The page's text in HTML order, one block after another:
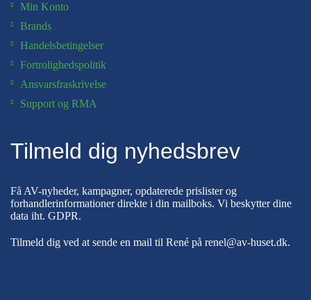
Min Konto
Brands
Handelsbetingelser
Fortrolighedspolitik
Ansvarsfraskrivelse
Support og RMA
Tilmeld dig nyhedsbrev
Få AV-nyheder, kampagner, opdaterede prislister og
forhandlerinformationer direkte i din mailboks. Vi beskytter dine
data iht. GDPR.
Tilmeld dig ved at sende en mail til René på renel@av-huset.dk.